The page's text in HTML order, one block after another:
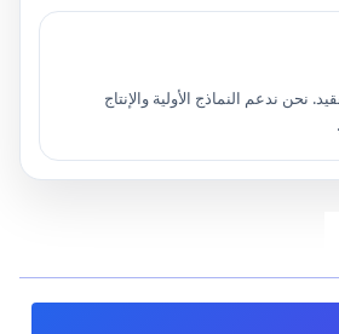
نحن ندعم النماذج الأولية والإنتاج